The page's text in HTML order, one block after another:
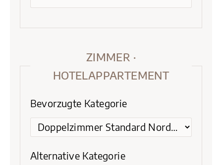
ZIMMER ·
HOTELAPPARTEMENT
Bevorzugte Kategorie
Alternative Kategorie